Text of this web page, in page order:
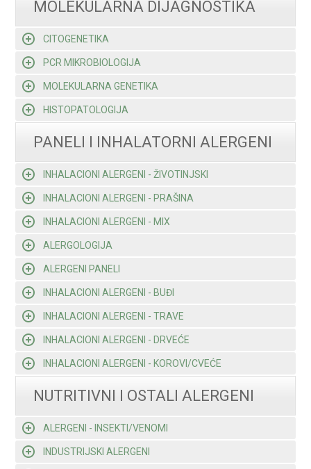
MOLEKULARNA DIJAGNOSTIKA
CITOGENETIKA
PCR MIKROBIOLOGIJA
MOLEKULARNA GENETIKA
HISTOPATOLOGIJA
PANELI I INHALATORNI ALERGENI
INHALACIONI ALERGENI - ŽIVOTINJSKI
INHALACIONI ALERGENI - PRAŠINA
INHALACIONI ALERGENI - MIX
ALERGOLOGIJA
ALERGENI PANELI
INHALACIONI ALERGENI - BUĐI
INHALACIONI ALERGENI - TRAVE
INHALACIONI ALERGENI - DRVEĆE
INHALACIONI ALERGENI - KOROVI/CVEĆE
NUTRITIVNI I OSTALI ALERGENI
ALERGENI - INSEKTI/VENOMI
INDUSTRIJSKI ALERGENI